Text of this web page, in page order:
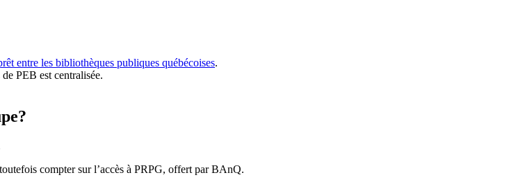
entre les bibliothèques publiques québécoises.
PEB est centralisée.
compter sur l’accès à PRPG, offert par BAnQ.